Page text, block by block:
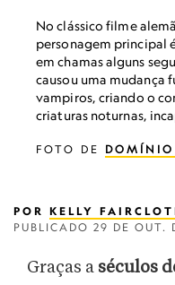
No clássico filme
personagem principal
em chamas alguns
causou uma mudança
vampiros, criando o
criaturas noturnas,
FOTO DE DOMÍNIO
POR KELLY
PUBLICADO 29 DE OUT.
Graças a séculos